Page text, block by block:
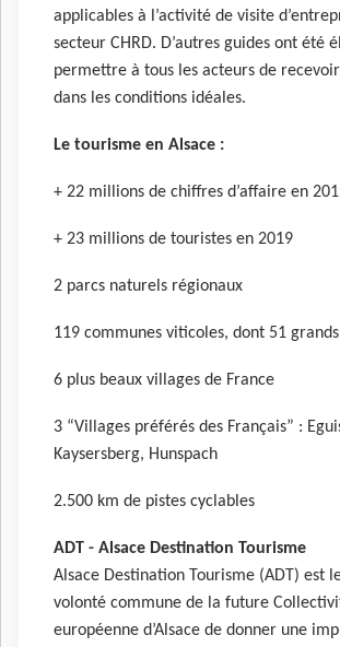
applicables à l’activité de visite
secteur CHRD. D’autres guides ont été
permettre à tous les acteurs de
dans les conditions idéales.
Le tourisme en Alsace :
+ 22 millions de chiffres d’affaire en
+ 23 millions de touristes en 2019
2 parcs naturels régionaux
119 communes viticoles, dont 51
6 plus beaux villages de France
3 “Villages préférés des Français” :
Kaysersberg, Hunspach
2.500 km de pistes cyclables
ADT - Alsace Destination Tourisme
Alsace Destination Tourisme (ADT) est
volonté commune de la future
européenne d’Alsace de donner une